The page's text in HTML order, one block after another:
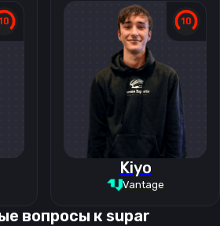
Kiyo
Vantage
вопросы кsupar